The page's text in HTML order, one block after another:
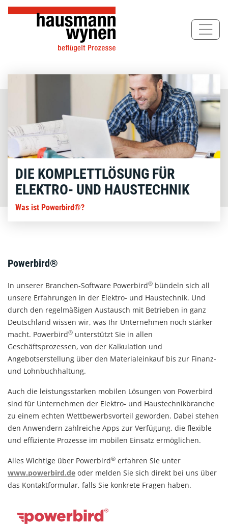
Direkt
DIE KOMPLETTLÖSUNG FÜR
ELEKTRO- UND HAUSTECHNIK
Was ist Powerbird®?
Powerbird®
In unserer Branchen-Software Powerbird® bündeln sich all
unsere Erfahrungen in der Elektro- und Haustechnik. Und
durch den regelmäßigen Austausch mit Betrieben in ganz
Deutschland wissen wir, was Ihr Unternehmen noch stärker
macht. Powerbird® unterstützt Sie in allen
Geschäftsprozessen, von der Kalkulation und
Angebotserstellung über den Materialeinkauf bis zur Finanz-
und Lohnbuchhaltung.
Auch die leistungsstarken mobilen Lösungen von Powerbird
sind für Unternehmen der Elektro- und Haustechnikbranche
zu einem echten Wettbewerbsvorteil geworden. Dabei stehen
den Anwendern zahlreiche Apps zur Verfügung, die flexible
und effiziente Prozesse im mobilen Einsatz ermöglichen.
Alles Wichtige über Powerbird® erfahren Sie unter
www.powerbird.de oder melden Sie sich direkt bei uns über
das Kontaktformular, falls Sie konkrete Fragen haben.